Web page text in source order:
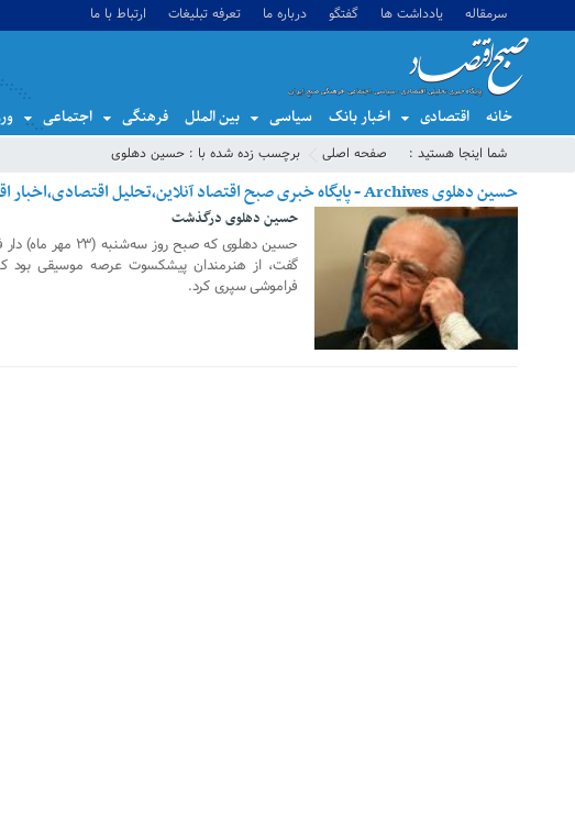
سرمقاله یادداشت ها گفتگو درباره ما تعرفه تبلیغات ارتباط با ما
خانه اقتصادی اخبار بانک سیاسی بین الملل فرهنگی اجتماعی
شما اینجا هستید : صفحه اصلی برچسب زده شده با : حسین دهلوی
حسین دهلوی Archives - پایگاه خبری صبح اقتصاد آنلاین،تحلیل اقتصادی،اخبار اقتصادی
حسین دهلوی درگذشت
گفت، از هنرمندان پیشکسوت عرصه موسیقی بود
فراموشی سپری کرد.